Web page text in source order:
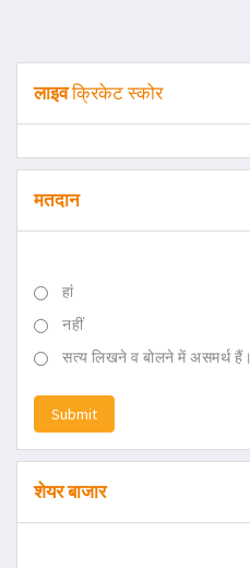
लाइवक्रिकेट स्कोर
मतदान
हां
नहीं
सत्य लिखने व बोलने में असमर्थ हैं।
Submit
शेयर बाजार